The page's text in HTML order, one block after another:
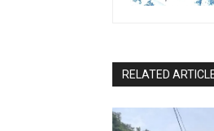
RELATED